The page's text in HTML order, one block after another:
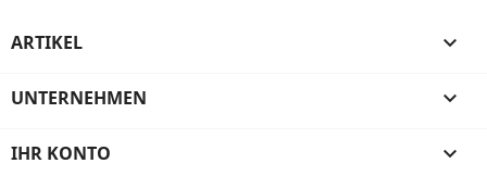
ARTIKEL 
UNTERNEHMEN 
IHR KONTO 